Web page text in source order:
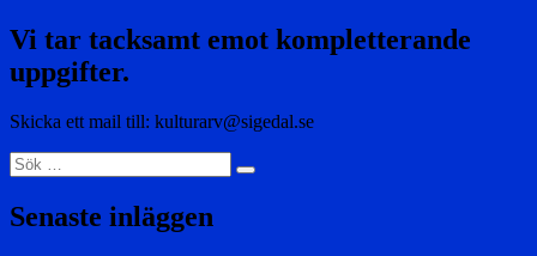
Vi tar tacksamt emot kompletterande
uppgifter.
Skicka ett mail till: kulturarv@sigedal.se
Sök
efter:
Sök
Senaste inläggen